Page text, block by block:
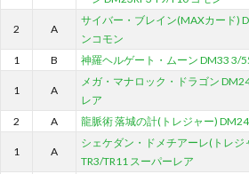
2 A
サイバー・ブレイン(MAXカード)
ンコモン
1 B 神羅ヘルゲート・ムーン DM33 3/
1 A
メガ・マナロック・ドラゴン
レア
2 A 龍脈術 落城の計(トレジャー)
1 A
シェケダン・ドメチアーレ(トレジ
TR3/TR11 スーパーレア